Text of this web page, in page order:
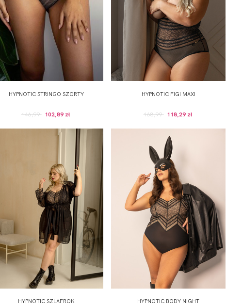
HYPNOTIC STRINGO SZORTY
146,99 102,89 zł
HYPNOTIC FIGI MAXI
168,99 118,29 zł
HYPNOTIC SZLAFROK HYPNOTIC BODY NIGHT